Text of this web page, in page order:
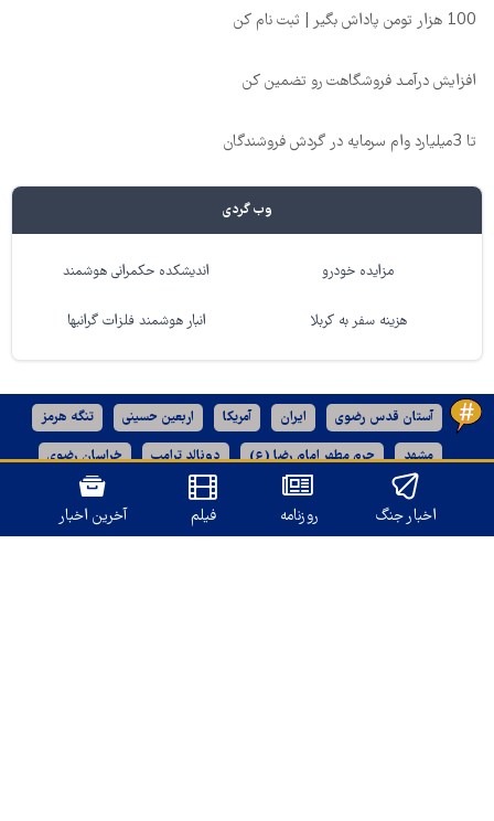
100 هزار تومن پاداش بگیر | ثبت نام کن
افزایش درآمـد فروشگاهت رو تضمین کن
تا 3میلیارد وام سرمایه در گردش فروشندگان
وب گردی
مزایده خودرو اندیشکده حکمرانی هوشمند
هزینه سفر به کربلا انبار هوشمند فلزات گرانبها
آستان قدس رضوی ایران آمریکا اربعین حسینی تنگه هرمز
مشهد حرم مطهر امام رضا (ع) دونالد ترامپ خراسان رضوی
رژیم صهیونیستی
اخبار جنگ روزنامه فیلم آخرین اخبار